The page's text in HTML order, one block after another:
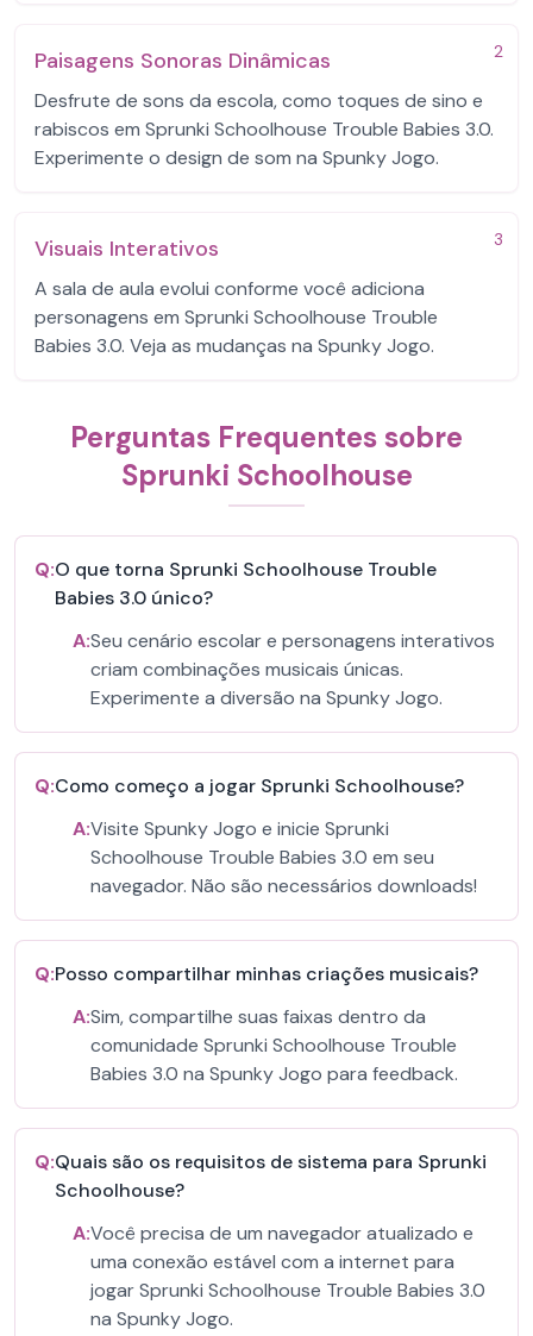
2
Paisagens Sonoras Dinâmicas
Desfrute de sons da escola, como toques de sino e
rabiscos em Sprunki Schoolhouse Trouble Babies 3.0.
Experimente o design de som na Spunky Jogo.
3
Visuais Interativos
A sala de aula evolui conforme você adiciona
personagens em Sprunki Schoolhouse Trouble
Babies 3.0. Veja as mudanças na Spunky Jogo.
Perguntas Frequentes sobre
Sprunki Schoolhouse
Q:O que torna Sprunki Schoolhouse Trouble
Babies 3.0 único?
A:Seu cenário escolar e personagens interativos
criam combinações musicais únicas.
Experimente a diversão na Spunky Jogo.
Q:Como começo a jogar Sprunki Schoolhouse?
A:Visite Spunky Jogo e inicie Sprunki
Schoolhouse Trouble Babies 3.0 em seu
navegador. Não são necessários downloads!
Q:Posso compartilhar minhas criações musicais?
A:Sim, compartilhe suas faixas dentro da
comunidade Sprunki Schoolhouse Trouble
Babies 3.0 na Spunky Jogo para feedback.
Q:Quais são os requisitos de sistema para Sprunki
Schoolhouse?
A:Você precisa de um navegador atualizado e
uma conexão estável com a internet para
jogar Sprunki Schoolhouse Trouble Babies 3.0
na Spunky Jogo.